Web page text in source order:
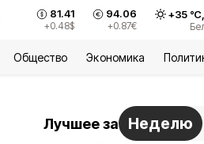
81.41
+0.48$
94.06
+0.87€
+35°С,
Общество Экономика
Лучшее за Неделю